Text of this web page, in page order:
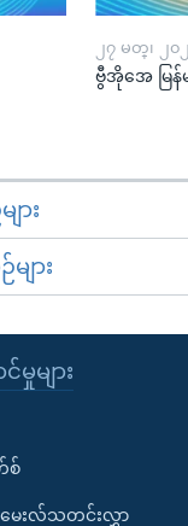
၂၇ မတ္၊ ၂၀
ဗွီအိုအေ မြန်
ား
ျား
မှုများ
စ်
မေးလ်သတင်းလွှာ